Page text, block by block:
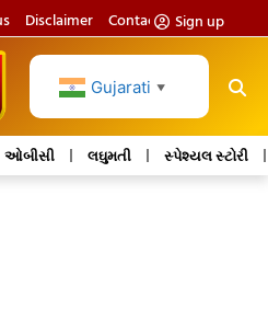
Disclaimer Contact usSign up
Gujarati ▼
ઓબીસી લઘુમતી સ્પેશ્યલ સ્ટોરી